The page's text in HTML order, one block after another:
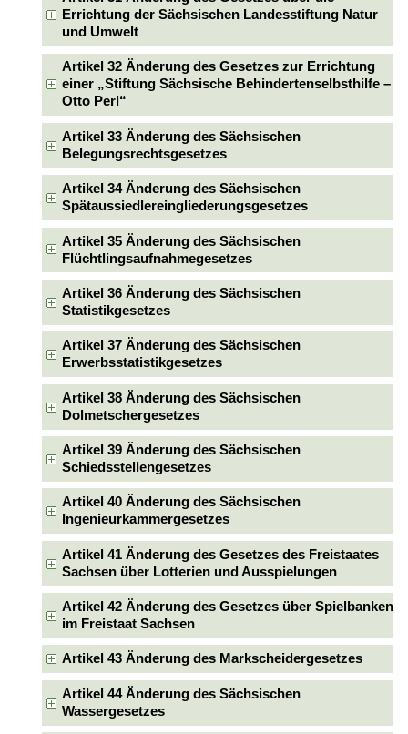
Errichtung der Sächsischen Landesstiftung Natur
und Umwelt
Artikel 32 Änderung des Gesetzes zur Errichtung
einer „Stiftung Sächsische Behindertenselbsthilfe –
Otto Perl“
Artikel 33 Änderung des Sächsischen
Belegungsrechtsgesetzes
Artikel 34 Änderung des Sächsischen
Spätaussiedlereingliederungsgesetzes
Artikel 35 Änderung des Sächsischen
Flüchtlingsaufnahmegesetzes
Artikel 36 Änderung des Sächsischen
Statistikgesetzes
Artikel 37 Änderung des Sächsischen
Erwerbsstatistikgesetzes
Artikel 38 Änderung des Sächsischen
Dolmetschergesetzes
Artikel 39 Änderung des Sächsischen
Schiedsstellengesetzes
Artikel 40 Änderung des Sächsischen
Ingenieurkammergesetzes
Artikel 41 Änderung des Gesetzes des Freistaates
Sachsen über Lotterien und Ausspielungen
Artikel 42 Änderung des Gesetzes über Spielbanken
im Freistaat Sachsen
Artikel 43 Änderung des Markscheidergesetzes
Artikel 44 Änderung des Sächsischen
Wassergesetzes